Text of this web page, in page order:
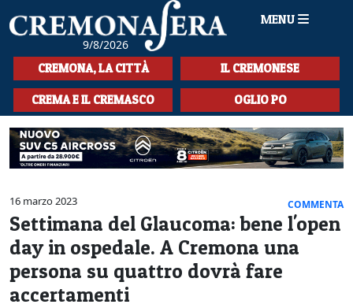
9/8/2026
MENU
HOME
CRONACA
SPORT
LA MUSICA
CULTURA
LA STORIA
SPETTACOLI
L'EDITORIALE
CREMONA, LA CITTÀ IL CREMONESE
CREMA E IL CREMASCO OGLIO PO
16 marzo 2023 COMMENTA
Settimana del Glaucoma: bene l'open
day in ospedale. A Cremona una
persona su quattro dovrà fare
accertamenti